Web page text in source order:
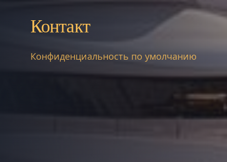
Контакт
Конфиденциальность по умолчанию